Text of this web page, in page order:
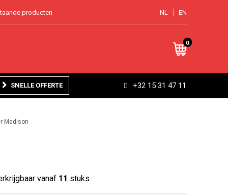
producten NL EN
0
SNELLE OFFERTE +32 15 31 47 11
Madison
vanaf 11 stuks